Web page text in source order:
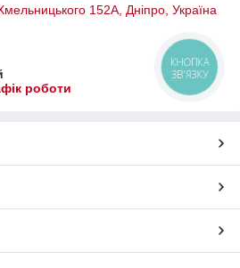
152А, Дніпро, Україна
роботи
КНОПКА
ЗВ'ЯЗКУ